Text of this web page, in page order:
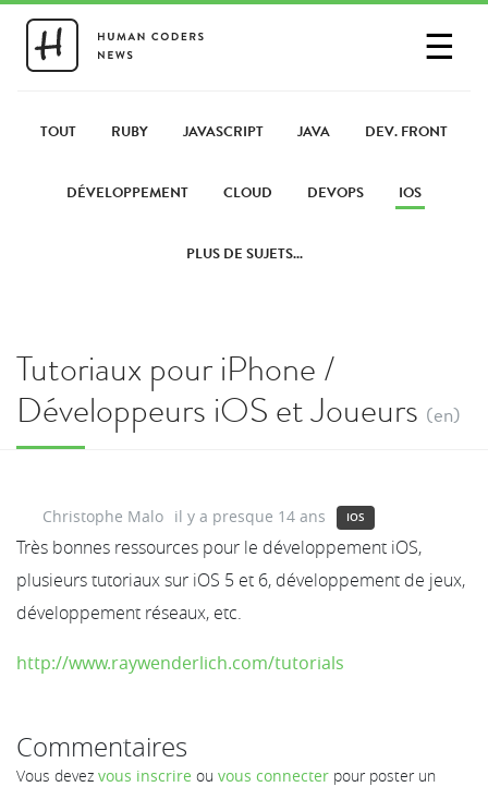
☰
PARTAGER UN LIEN
TOUT RUBY JAVASCRIPT JAVA DEV. FRONT
DÉVELOPPEMENT CLOUD DEVOPS IOS
PLUS DE SUJETS...
Tutoriaux pour iPhone /
Développeurs iOS et Joueurs (en)
Christophe Malo il y a presque 14 ans IOS
Très bonnes ressources pour le développement iOS,
plusieurs tutoriaux sur iOS 5 et 6, développement de jeux,
développement réseaux, etc.
http://www.raywenderlich.com/tutorials
Commentaires
Vous devez vous inscrire ou vous connecter pour poster un